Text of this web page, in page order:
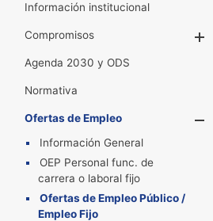
Información institucional
Compromisos
Agenda 2030 y ODS
Normativa
Ofertas de Empleo
Información General
OEP Personal func. de
carrera o laboral fijo
Ofertas de Empleo Público /
Empleo Fijo